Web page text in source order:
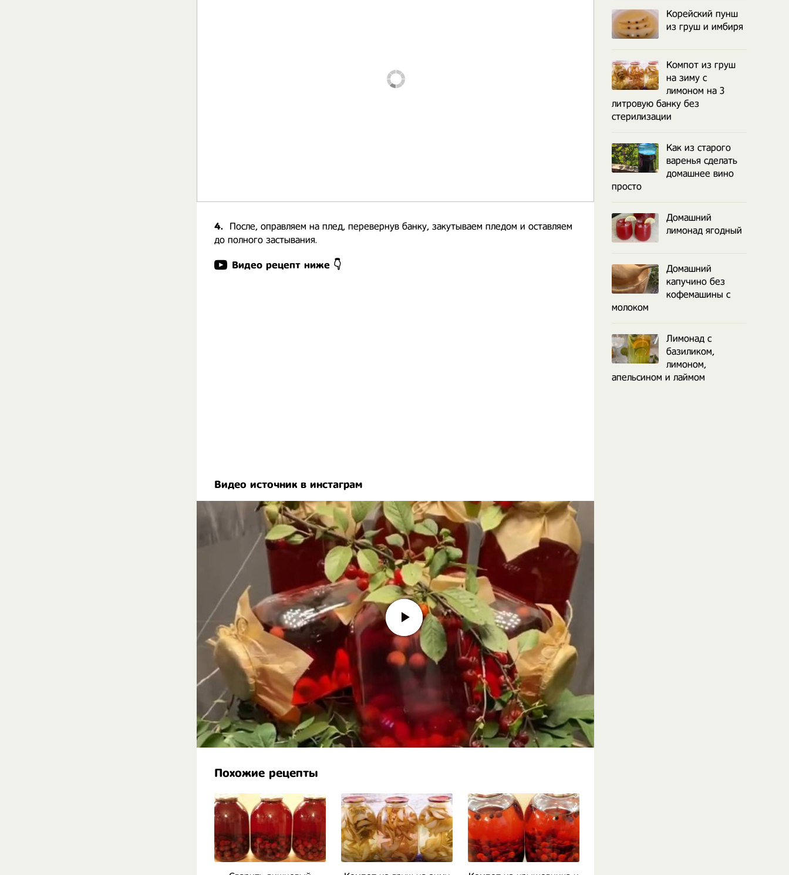
4.
После, оправляем на плед, перевернув банку, закутываем пледом и оставляем
до полного застывания.
Видео рецепт ниже 👇
Видео источник в инстаграм
Похожие рецепты
Корейский пунш
из груш и имбиря
Компот из груш
на зиму с
лимоном на 3
литровую банку без
стерилизации
Как из старого
варенья сделать
домашнее вино
просто
Домашний
лимонад ягодный
Домашний
капучино без
кофемашины с
молоком
Лимонад с
базиликом,
лимоном,
апельсином и лаймом